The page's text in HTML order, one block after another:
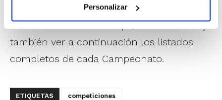
Personalizar
disponible la información. Puedes
seleccionar todos los equipos de tu Club y
también ver a continuación los listados
completos de cada Campeonato.
ETIQUETAS competiciones